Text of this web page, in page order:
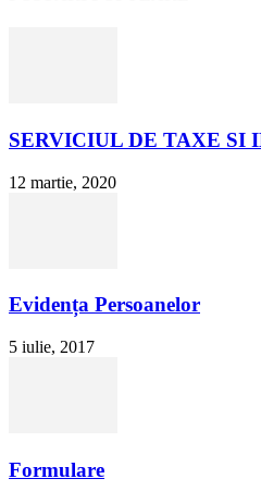
SERVICIUL DE TAXE SI
12 martie, 2020
Evidența Persoanelor
5 iulie, 2017
Formulare